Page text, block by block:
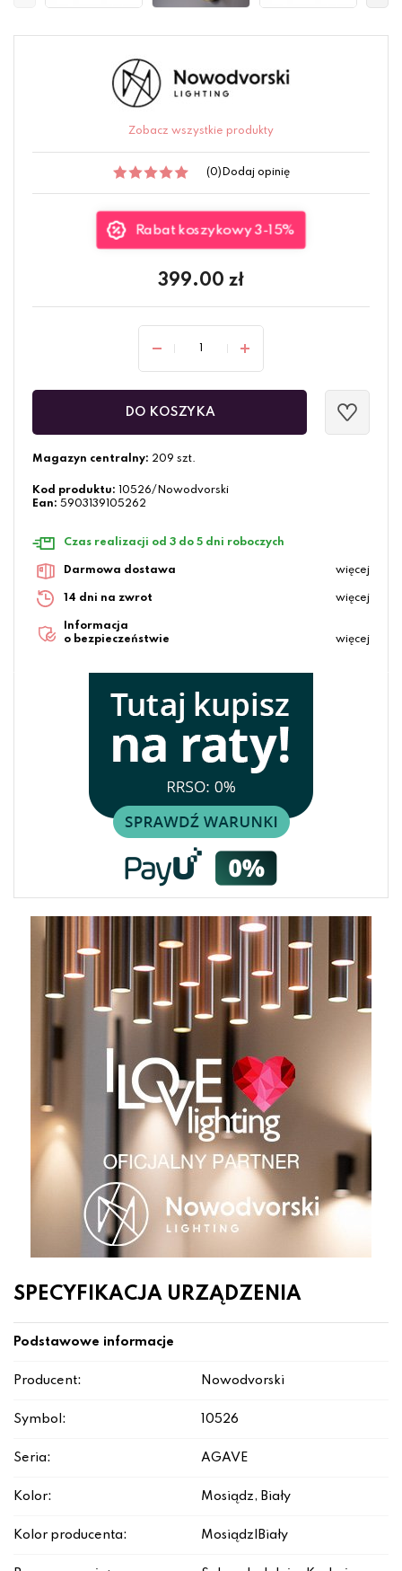
Zobacz wszystkie produkty
(0) Dodaj opinię
Rabat koszykowy 3-15%
399.00 zł
DO KOSZYKA
Magazyn centralny: 209 szt.
Kod produktu:
10526/Nowodvorski
Ean: 5903139105262
Czas realizacji od 3 do 5 dni roboczych
Darmowa dostawa więcej
14 dni na zwrot więcej
Informacja
o bezpieczeństwie
więcej
SPECYFIKACJA URZĄDZENIA
Podstawowe informacje
Producent: Nowodvorski
Symbol: 10526
Seria: AGAVE
Kolor: Mosiądz, Biały
Kolor producenta: Mosiądz|Biały